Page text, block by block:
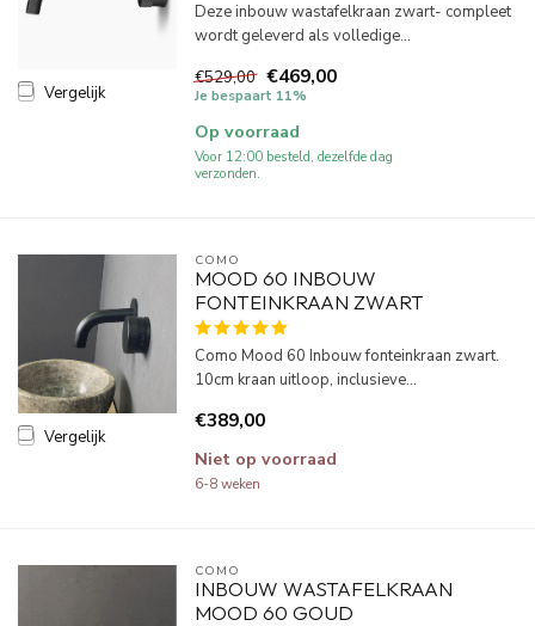
Vergelijk
Deze inbouw wastafelkraan zwart- compleet
wordt geleverd als volledige...
€529,00 €469,00
Je bespaart 11%
Op voorraad
Voor 12:00 besteld, dezelfde dag
verzonden.
Vergelijk
COMO
MOOD 60 INBOUW
FONTEINKRAAN ZWART
Como Mood 60 Inbouw fonteinkraan zwart.
10cm kraan uitloop, inclusieve...
€389,00
Niet op voorraad
6-8 weken
COMO
INBOUW WASTAFELKRAAN
MOOD 60 GOUD